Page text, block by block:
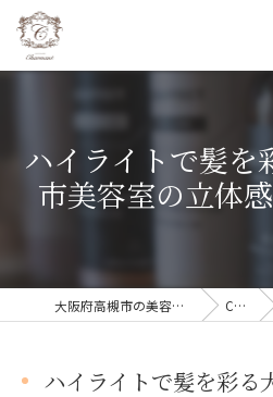
ハイライトで髪を
市美容室の立体
大阪府高槻市の美容室ならCharmant シェルマン COLUMN
ハイライトで髪を彩る